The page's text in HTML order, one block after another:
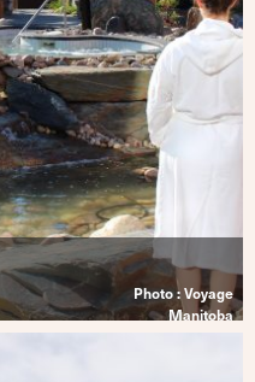
Photo : Voyage
Manitoba